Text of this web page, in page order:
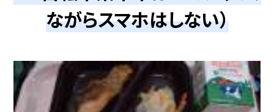
ながらスマホはしない）